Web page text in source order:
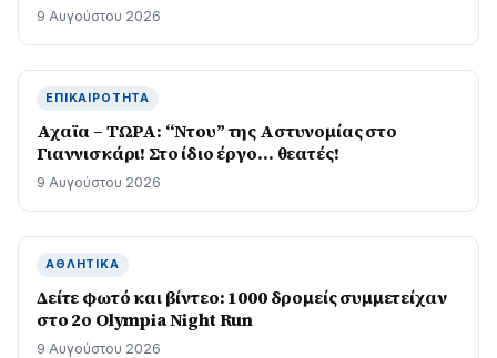
9 Αυγούστου 2026
ΕΠΙΚΑΙΡΌΤΗΤΑ
Αχαϊα – ΤΩΡΑ: “Ντου” της Αστυνομίας στο
Γιαννισκάρι! Στο ίδιο έργο… θεατές!
9 Αυγούστου 2026
ΑΘΛΗΤΙΚΆ
Δείτε φωτό και βίντεο: 1000 δρομείς συμμετείχαν
στο 2ο Olympia Night Run
9 Αυγούστου 2026